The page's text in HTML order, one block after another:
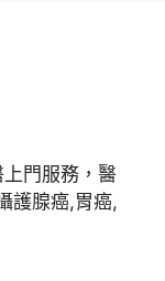
門服務，醫
護腺癌,胃癌,